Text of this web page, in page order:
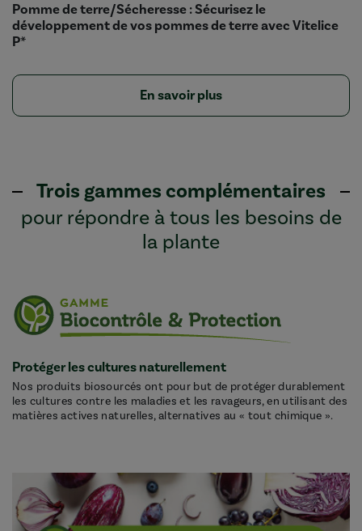
Pomme de terre/Sécheresse : Sécurisez le
développement de vos pommes de terre avec Vitelice
P*
En savoir plus
Trois gammes complémentaires
pour répondre à tous les besoins de
la plante
Protéger les cultures naturellement
Nos produits biosourcés ont pour but de protéger durablement
les cultures contre les maladies et les ravageurs, en utilisant des
matières actives naturelles, alternatives au « tout chimique ».